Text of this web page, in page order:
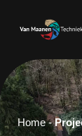
Home-